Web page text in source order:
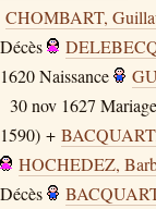
CHOMBART,
Décès
1620Naissance
30 nov 1627 Mariage
1590) +
HOCHEDEZ,
Décès